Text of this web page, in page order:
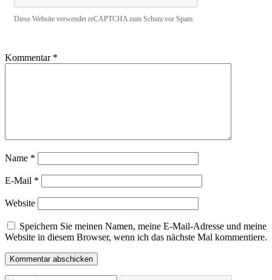
Diese Website verwendet reCAPTCHA zum Schutz vor Spam.
Kommentar *
Name *
E-Mail *
Website
Speichern Sie meinen Namen, meine E-Mail-Adresse und meine
Website in diesem Browser, wenn ich das nächste Mal kommentiere.